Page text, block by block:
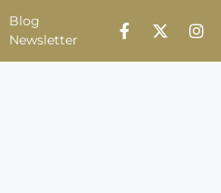
Blog
Newsletter